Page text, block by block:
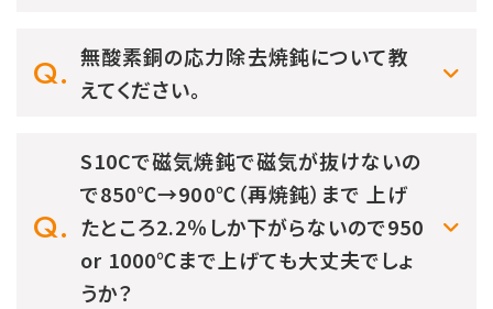
無酸素銅の応力除去焼鈍について教
えてください。
S10Cで磁気焼鈍で磁気が抜けないの
で850℃→900℃（再焼鈍）まで 上げ
たところ2.2％しか下がらないので950
or 1000℃まで上げても大丈夫でしょ
うか？